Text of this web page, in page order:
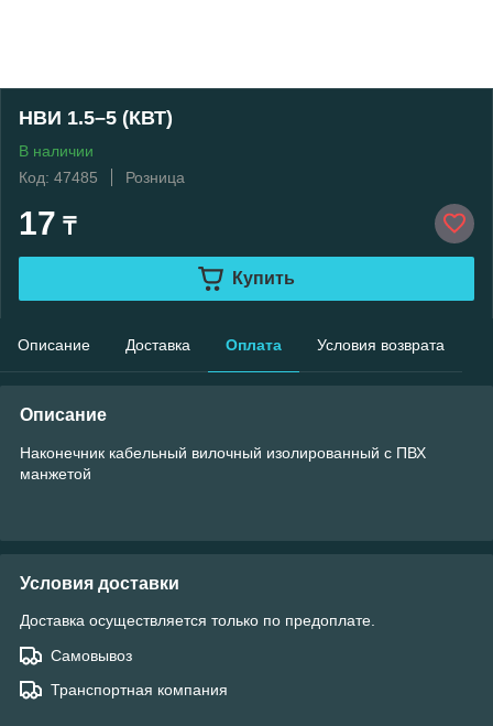
НВИ 1.5–5 (КВТ)
В наличии
Код: 47485
Розница
17 ₸
Купить
Описание Доставка Оплата Условия возврата
Описание
Наконечник кабельный вилочный изолированный с ПВХ
манжетой
Условия доставки
Доставка осуществляется только по предоплате.
Самовывоз
Транспортная компания